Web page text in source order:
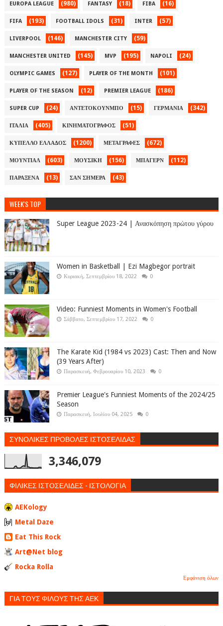
EUROPA LEAGUE (980) FANTASY (18) FIBA (16)
FIFA (193) FOOTBALL IDOLS (31) INTER (57)
LIVERPOOL (146) MANCHESTER CITY (59)
MANCHESTER UNITED (145) MVP (195) NAPOLI (24)
OLYMPIC GAMES (127) PLAYER OF THE MONTH (101)
PLAYER OF THE SEASON (12) PREMIER LEAGUE (186)
SUPER CUP (24) ΑΝΤΕΤΟΚΟΥΝΜΠΟ (15) ΓΕΡΜΑΝΙΑ (342)
ΙΤΑΛΙΑ (405) ΚΙΝΗΜΑΤΟΓΡΑΦΟΣ (51)
ΚΥΠΕΛΛΟ ΕΛΛΑΔΟΣ (1200) ΜΕΤΑΓΡΑΦΕΣ (672)
ΜΟΥΝΤΙΑΛ (603) ΜΟΥΣΙΚΗ (156) ΜΠΑΓΕΡΝ (112)
ΠΑΡΑΞΕΝΑ (13) ΣΑΝ ΣΗΜΕΡΑ (43)
WEEK'S TOP
Super League 2023-24 | Ανασκόπηση πρώτου γύρου
Women in Basketball | Ezi Magbegor portrait
Κυριακή, Σεπτεμβρίου 18, 2022 0
Video: Funniest Moments in Women's Football
Σάββατο, Σεπτεμβρίου 17, 2022 0
The Karate Kid (1984 vs 2023) Cast: Then and Now
(39 Years After)
Παρασκευή, Φεβρουαρίου 10, 2023 0
Premier League's Funniest Moments of the 2024/25
Season
Παρασκευή, Ιουλίου 04, 2025 0
ΣΥΝΟΛΙΚΕΣ ΠΡΟΒΟΛΕΣ ΙΣΤΟΣΕΛΙΔΑΣ
3,346,079
ΦΙΛΙΚΕΣ ΙΣΤΟΣΕΛΙΔΕΣ - ΙΣΤΟΛΟΓΙΑ
AEKology
Metal Daze
Eat This Rock
Art@Net blog
Rocka Rolla
Εμφάνιση όλων
ΓΙΑ ΤΟΥΣ ΦΙΛΟΥΣ ΤΗΣ ΑΕΚ